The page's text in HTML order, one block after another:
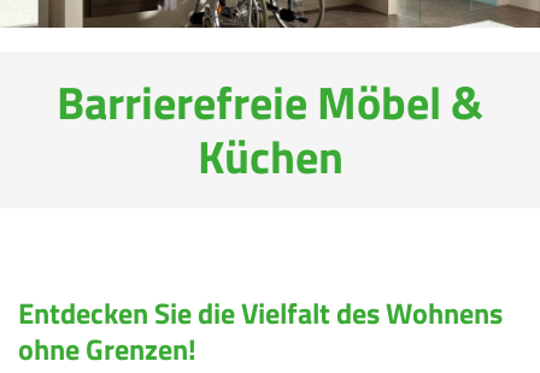
Barrierefreie Möbel &
Küchen
Entdecken Sie die Vielfalt des Wohnens
ohne Grenzen!